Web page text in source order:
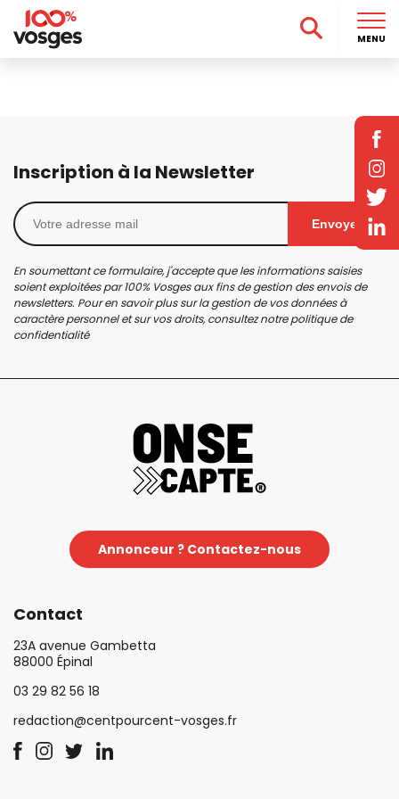
Inscription à la Newsletter
Envoyer
En soumettant ce formulaire, j'accepte que les informations saisies
soient exploitées par 100% Vosges aux fins de gestion des envois de
newsletters. Pour en savoir plus sur la gestion de vos données à
caractère personnel et sur vos droits, consultez notrepolitique de
confidentialité
Annonceur ? Contactez-nous
Contact
23A avenue Gambetta
88000 Épinal
03 29 82 56 18
redaction@centpourcent-vosges.fr
MENU